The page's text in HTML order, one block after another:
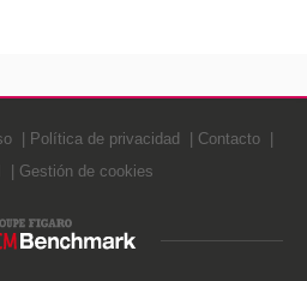
Política de privacidad
Contacto
Gestión de cookies